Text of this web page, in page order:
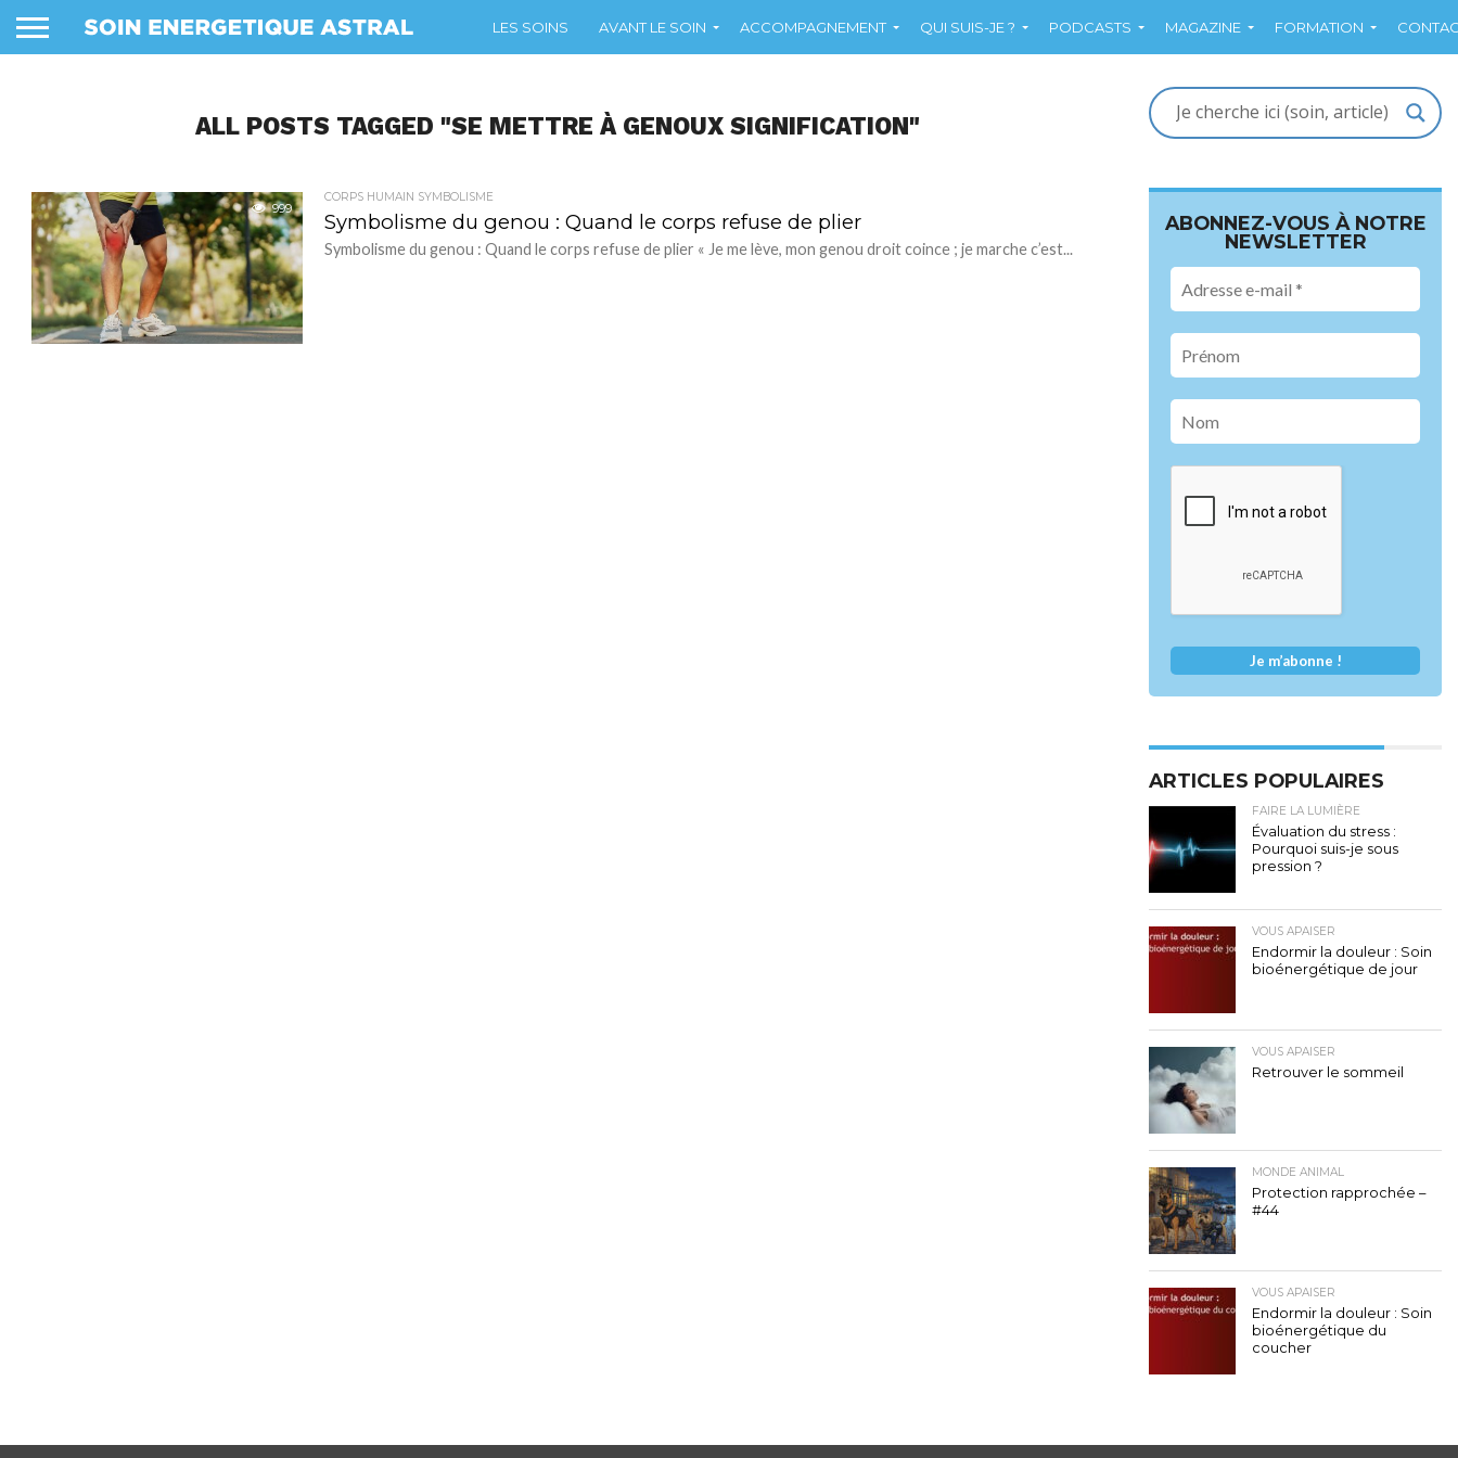
LES SOINS AVANT LE SOIN ACCOMPAGNEMENT QUI SUIS-JE ? PODCASTS MAGAZINE FORMATION
ALL POSTS TAGGED "SE METTRE À GENOUX SIGNIFICATION"
999
CORPS HUMAIN SYMBOLISME
Symbolisme du genou : Quand le corps refuse de plier
Symbolisme du genou : Quand le corps refuse de plier « Je me lève, mon genou droit coince ; je marche c’est...
ABONNEZ-VOUS À NOTRE
NEWSLETTER
ARTICLES POPULAIRES
FAIRE LA LUMIÈRE
Évaluation du stress :
Pourquoi suis-je sous
pression ?
VOUS APAISER
Endormir la douleur : Soin
bioénergétique de jour
VOUS APAISER
Retrouver le sommeil
MONDE ANIMAL
Protection rapprochée –
#44
VOUS APAISER
Endormir la douleur : Soin
bioénergétique du
coucher